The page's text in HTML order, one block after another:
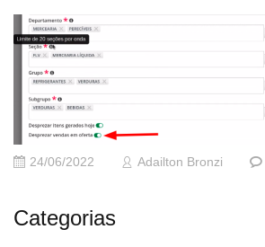
24/06/2022 Adailton Bronzi
Categorias